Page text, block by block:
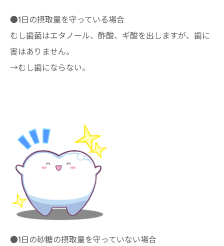
●1日の摂取量を守っている場合
むし歯菌はエタノール、酢酸、ギ酸を出しますが、歯に
害はありません。
→むし歯にならない。
●1日の砂糖の摂取量を守っていない場合